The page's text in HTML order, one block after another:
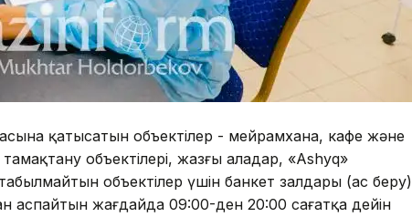
қатысатын объектілер - мейрамхана, кафе және
объектілері, жазғы алаңдар, «Ashyq»
объектілер үшін банкет залдары (ас беру)
аспайтын жағдайда 09:00-ден 20:00 сағатқа дейін